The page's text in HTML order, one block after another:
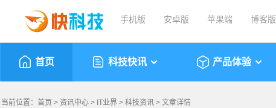
手机版 安卓版 苹果端 博客版
首页 科技快讯 产品体验
当前位置： 首页 > 资讯中心 > IT业界 > 科技资讯 > 文章详情